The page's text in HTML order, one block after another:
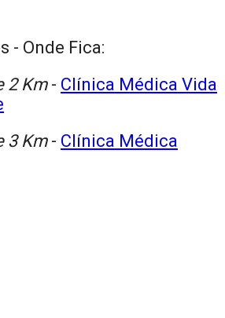
- Onde Fica:
2 Km - Clínica Médica Vida
3 Km - Clínica Médica